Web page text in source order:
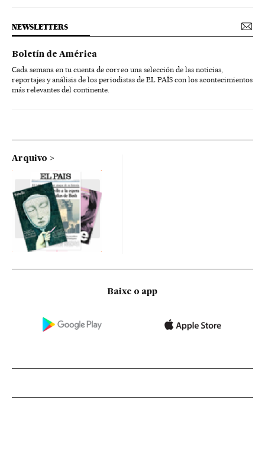
NEWSLETTERS
Boletín de América
Cada semana en tu cuenta de correo una selección de las noticias,
reportajes y análisis de los periodistas de EL PAÍS con los acontecimientos
más relevantes del continente.
Arquivo
Baixe o app